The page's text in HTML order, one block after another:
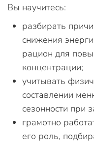
Вы научитесь:
разбирать
снижения
рацион для
концентрации;
учитывать
составлении
сезонности при
грамотно
его роль,